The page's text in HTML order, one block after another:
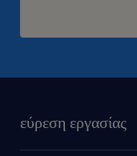
εύρεση εργασίας